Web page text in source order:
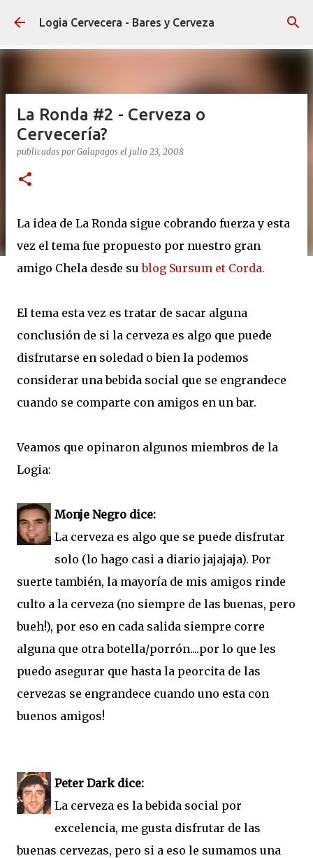
Ir al contenido principal
Logia Cervecera - Bares y Cerveza
La Ronda #2 - Cerveza o
Cervecería?
publicadas por Galapagos el julio 23, 2008
La idea de La Ronda sigue cobrando fuerza y esta
vez el tema fue propuesto por nuestro gran
amigo Chela desde sublog Sursum et Corda.
El tema esta vez es tratar de sacar alguna
conclusión de si la cerveza es algo que puede
disfrutarse en soledad o bien la podemos
considerar una bebida social que se engrandece
cuando se comparte con amigos en un bar.
Veamos que opinaron algunos miembros de la
Logia:
Monje Negro dice:
La cerveza es algo que se puede disfrutar
solo (lo hago casi a diario jajajaja). Por
suerte también, la mayoría de mis amigos rinde
culto a la cerveza (no siempre de las buenas, pero
bueh!), por eso en cada salida siempre corre
alguna que otra botella/porrón....por lo que les
puedo asegurar que hasta la peorcita de las
cervezas se engrandece cuando uno esta con
buenos amigos!
Peter Dark dice:
La cerveza es la bebida social por
excelencia, me gusta disfrutar de las
buenas cervezas, pero si a eso le sumamos una